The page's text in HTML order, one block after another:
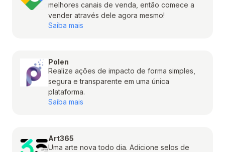
melhores canais de venda, então comece a
vender através dele agora mesmo!
Saiba mais
Polen
Realize ações de impacto de forma simples,
segura e transparente em uma única
plataforma.
Saiba mais
Art365
Uma arte nova todo dia. Adicione selos de